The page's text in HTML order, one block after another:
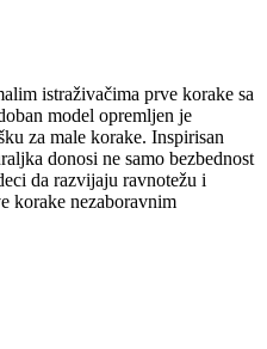
istraživačima prve korake sa
model opremljen je
za male korake. Inspirisan
donosi ne samo bezbednost
da razvijaju ravnotežu i
korake nezaboravnim